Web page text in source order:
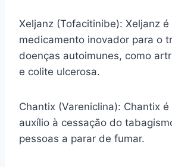
Xeljanz (Tofacitinibe): Xeljanz é
medicamento inovador para o
doenças autoimunes, como
e colite ulcerosa.
Chantix (Vareniclina): Chantix
auxílio à cessação do
pessoas a parar de fumar.